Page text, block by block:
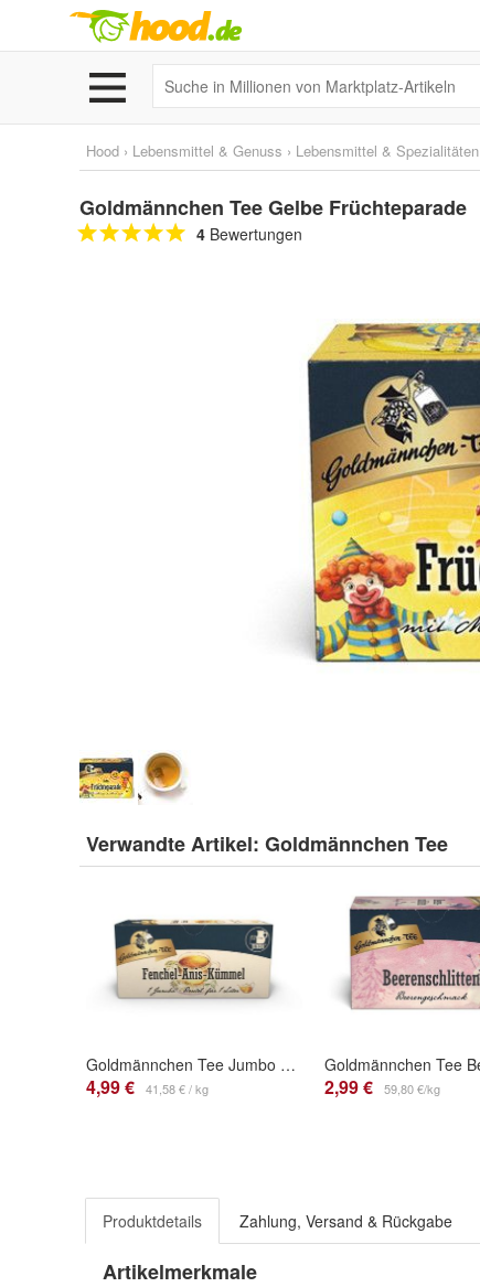
Hood › Lebensmittel & Genuss › Lebensmittel & Spezialitäten
Goldmännchen Tee Gelbe Früchteparade
4 Bewertungen
Verwandte Artikel: Goldmännchen Tee
Goldmännchen Tee Jumbo Fenchel Anis Kümmel
4,99 € 41,58 € / kg 2,99 € 59,80 €/kg
Produktdetails Zahlung, Versand & Rückgabe
Artikelmerkmale